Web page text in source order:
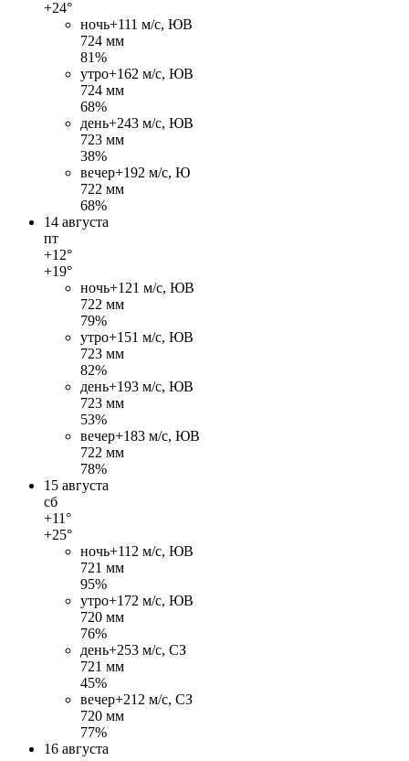
+24°
ночь+111 м/c, ЮВ
724 мм
81%
утро+162 м/c, ЮВ
724 мм
68%
день+243 м/c, ЮВ
723 мм
38%
вечер+192 м/c, Ю
722 мм
68%
14 августа
пт
+12°
+19°
ночь+121 м/c, ЮВ
722 мм
79%
утро+151 м/c, ЮВ
723 мм
82%
день+193 м/c, ЮВ
723 мм
53%
вечер+183 м/c, ЮВ
722 мм
78%
15 августа
сб
+11°
+25°
ночь+11 2 м/c, ЮВ
721 мм
95%
утро+172 м/c, ЮВ
720 мм
76%
день+253 м/c, СЗ
721 мм
45%
вечер+21 2 м/c, СЗ
720 мм
77%
16 августа